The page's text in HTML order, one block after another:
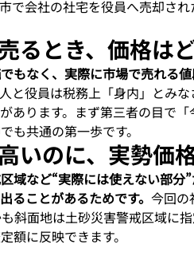
で会社の社宅を役員へ売却さ
るとき、価格は
もなく、実際に市場で売れる
と役員は税務上「身内」とみ
あります。まず第三者の目で
も共通の第一歩です。
いのに、実勢価
域など“実際には使えない部分
ることがあるためです。今回の
斜面地は土砂災害警戒区域に
額に反映できます。